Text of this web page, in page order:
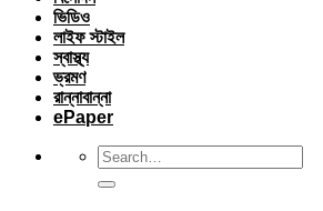
ভিডিও
লাইফ স্টাইল
স্বাস্থ্য
ভ্রমণ
রান্নাবান্না
ePaper